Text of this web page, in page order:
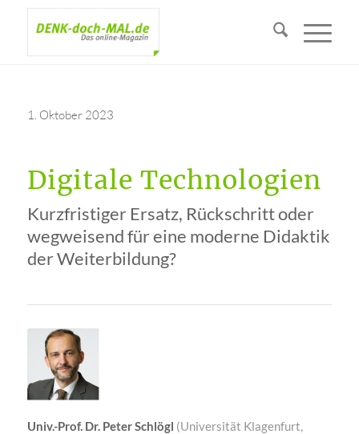
1. Oktober 2023
Digitale Technologien
Kurzfristiger Ersatz, Rückschritt oder
wegweisend für eine moderne Didaktik
der Weiterbildung?
Univ.-Prof. Dr. Peter Schlögl (Universität Klagenfurt,